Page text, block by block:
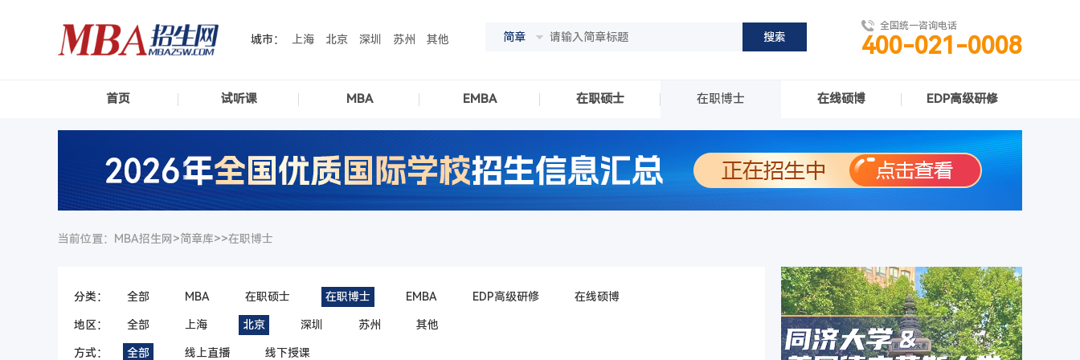
城市： 上海 北京 深圳 苏州 其他 简章
全国统一咨询电话
400-021-0008
首页 试听课 MBA EMBA 在职硕士 在职博士 在线硕博 EDP高级研修
当前位置：MBA招生网>简章库>>在职博士
分类： 全部 MBA 在职硕士 在职博士 EMBA EDP高级研修 在线硕博
地区： 全部 上海 北京 深圳 苏州 其他
方式： 全部 线上直播 线下授课